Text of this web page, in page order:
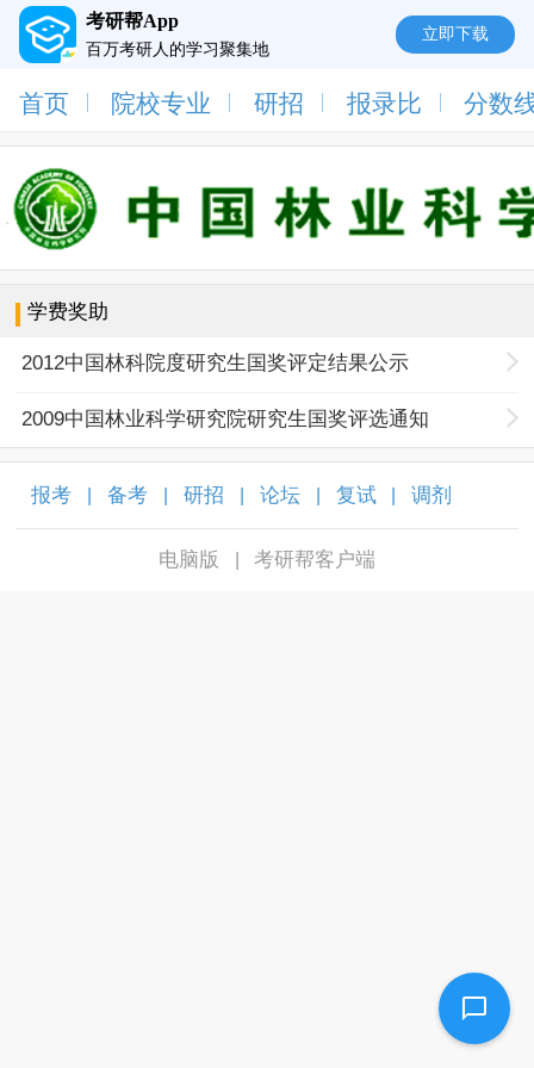
考研帮App
百万考研人的学习聚集地
立即下载
首页 院校专业 研招 报录比 分数
学费奖助
2012中国林科院度研究生国奖评定结果公示
2009中国林业科学研究院研究生国奖评选通知
报考 备考 研招 论坛 复试 调剂
电脑版 考研帮客户端